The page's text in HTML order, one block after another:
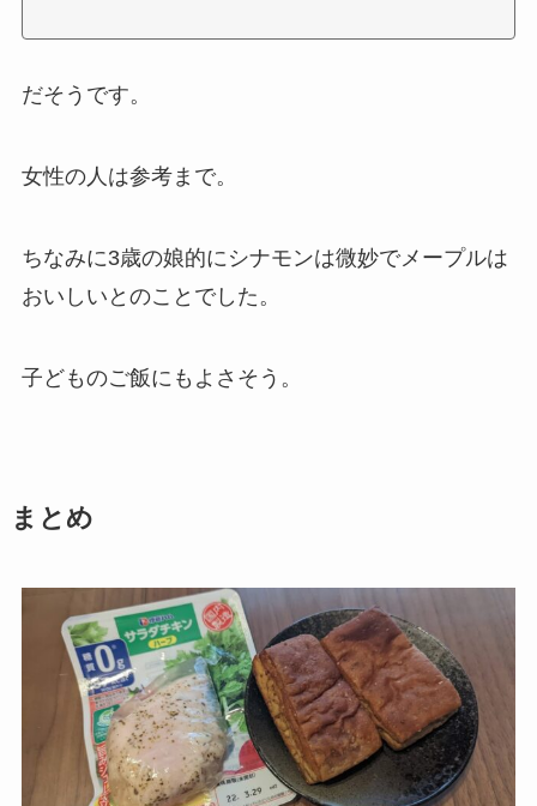
だそうです。
女性の人は参考まで。
ちなみに3歳の娘的にシナモンは微妙でメープルは
おいしいとのことでした。
子どものご飯にもよさそう。
まとめ